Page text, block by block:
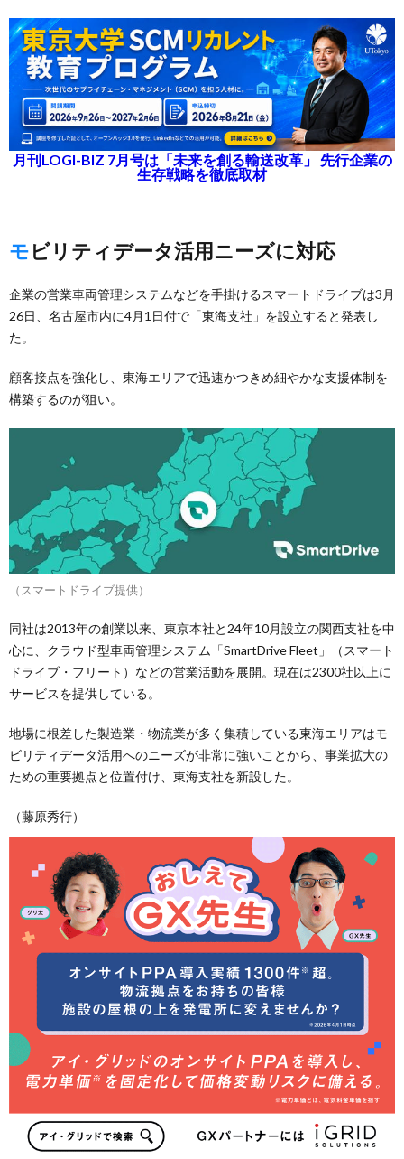
月刊LOGI-BIZ 7月号は「未来を創る輸送改革」 先行企業の
生存戦略を徹底取材
モビリティデータ活用ニーズに対応
企業の営業車両管理システムなどを手掛けるスマートドライブは3月
26日、名古屋市内に4月1日付で「東海支社」を設立すると発表し
た。
顧客接点を強化し、東海エリアで迅速かつきめ細やかな支援体制を
構築するのが狙い。
（スマートドライブ提供）
同社は2013年の創業以来、東京本社と24年10月設立の関西支社を中
心に、クラウド型車両管理システム「SmartDrive Fleet」（スマート
ドライブ・フリート）などの営業活動を展開。現在は2300社以上に
サービスを提供している。
地場に根差した製造業・物流業が多く集積している東海エリアはモ
ビリティデータ活用へのニーズが非常に強いことから、事業拡大の
ための重要拠点と位置付け、東海支社を新設した。
（藤原秀行）